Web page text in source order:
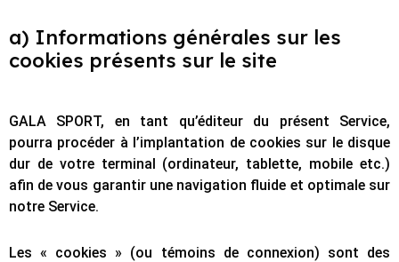
a) Informations générales sur les
cookies présents sur le site
GALA SPORT, en tant qu’éditeur du présent Service,
pourra procéder à l’implantation de cookies sur le disque
dur de votre terminal (ordinateur, tablette, mobile etc.)
afin de vous garantir une navigation fluide et optimale sur
notre Service.
Les « cookies » (ou témoins de connexion) sont des